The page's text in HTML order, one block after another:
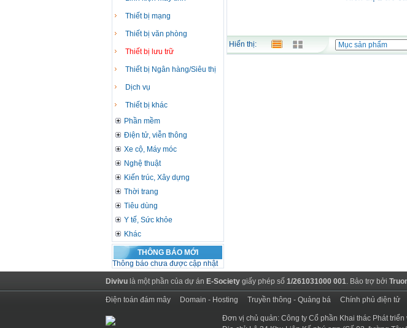
Thiết bị mạng
Thiết bị văn phòng
Thiết bị lưu trữ
Thiết bị Ngân hàng/Siêu thị
Dịch vụ
Thiết bị khác
Phần mềm
Điện tử, viễn thông
Xe cộ, Máy móc
Nghệ thuật
Kiến trúc, Xây dựng
Thời trang
Tiêu dùng
Y tế, Sức khỏe
Khác
THÔNG BÁO MỚI
Thông báo chưa được cập nhật
Hiển thị:
Divivu là một phần của dự án E-Society giấy phép số 1/261031000 001. Bảo trợ bởi
Điện toán đám mây Domain - Hosting Truyền thông - Quảng bá Chính phủ điện tử
Đơn vị chủ quản: Công ty Cổ phần Khai thác Phát